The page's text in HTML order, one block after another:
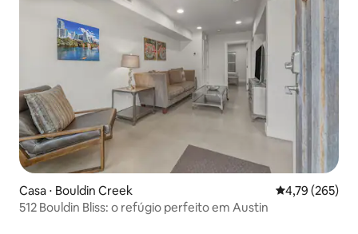
Casa ⋅ Bouldin Creek 4,79 de uma
4,79 (265)
512 Bouldin Bliss: o refúgio perfeito em Austin